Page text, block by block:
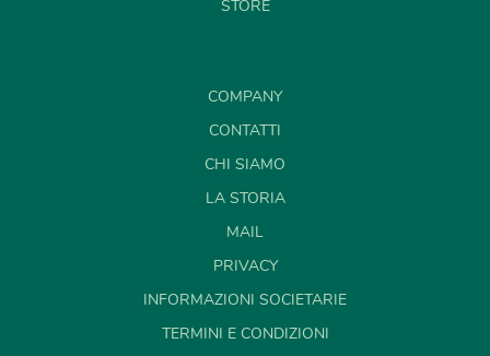
STORE
COMPANY
CONTATTI
CHI SIAMO
LA STORIA
MAIL
PRIVACY
INFORMAZIONI SOCIETARIE
TERMINI E CONDIZIONI